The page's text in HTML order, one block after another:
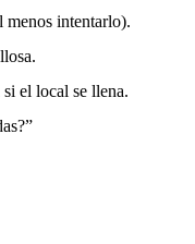
intentarlo).
el local se llena.